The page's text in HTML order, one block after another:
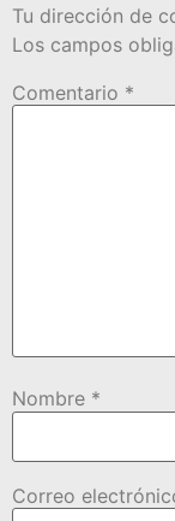
Tu dirección de
Los campos
Comentario *
Nombre *
Correo